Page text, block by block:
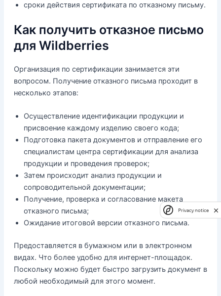
сроки действия сертификата по отказному письму.
Как получить отказное письмо
для Wildberries
Организация по сертификации занимается эти
вопросом. Получение отказного письма проходит в
несколько этапов:
Осуществление идентификации продукции и
присвоение каждому изделию своего кода;
Подготовка пакета документов и отправление его
специалистам центра сертификации для анализа
продукции и проведения проверок;
Затем происходит анализ продукции и
сопроводительной документации;
Получение, проверка и согласование макета
отказного письма;
Ожидание итоговой версии отказного письма.
Предоставляется в бумажном или в электронном
видах. Что более удобно для интернет-площадок.
Поскольку можно будет быстро загрузить документ в
любой необходимый для этого момент.
Privacy notice